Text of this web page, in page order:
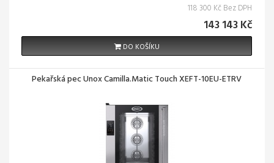
118 300 Kč Bez DPH
143 143 Kč
DO KOŠÍKU
Pekařská pec Unox Camilla.Matic Touch XEFT-10EU-ETRV